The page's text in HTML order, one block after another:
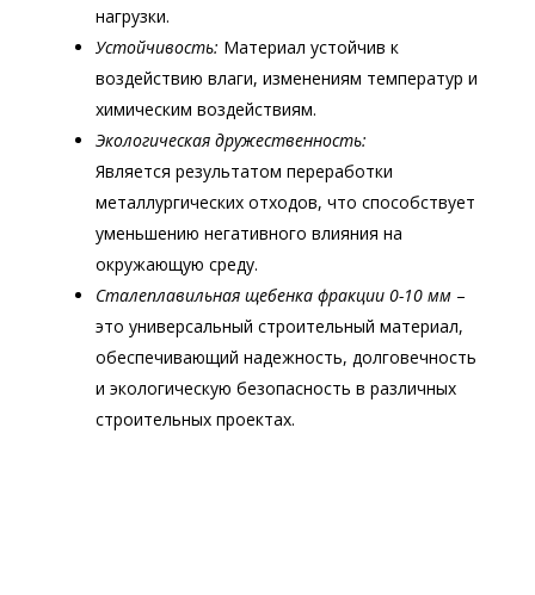
нагрузки.
Устойчивость: Материал устойчив к
воздействию влаги, изменениям температур и
химическим воздействиям.
Экологическая дружественность:
Является результатом переработки
металлургических отходов, что способствует
уменьшению негативного влияния на
окружающую среду.
Сталеплавильная щебенка фракции 0-10 мм –
это универсальный строительный материал,
обеспечивающий надежность, долговечность
и экологическую безопасность в различных
строительных проектах.